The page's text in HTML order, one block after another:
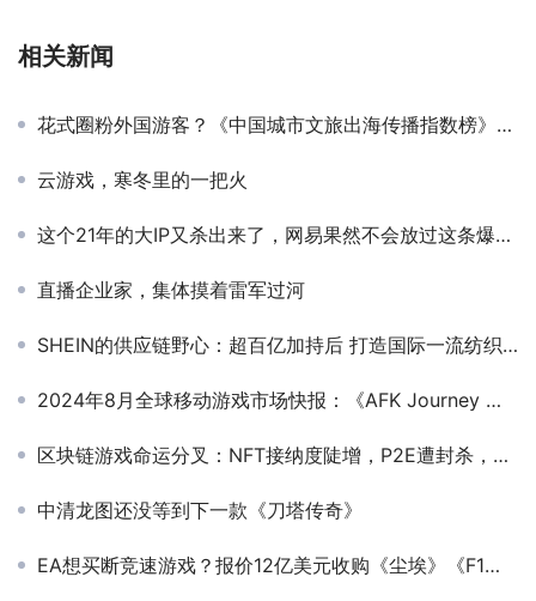
相关新闻
花式圈粉外国游客？《中国城市文旅出海传播指数榜》Q3季度榜单出炉！
云游戏，寒冬里的一把火
这个21年的大IP又杀出来了，网易果然不会放过这条爆款频出的赛道
直播企业家，集体摸着雷军过河
SHEIN的供应链野心：超百亿加持后 打造国际一流纺织印染创新中心
2024年8月全球移动游戏市场快报：《AFK Journey 剑与远征：启程》回归亚洲：月收入暴增十倍
区块链游戏命运分叉：NFT接纳度陡增，P2E遭封杀，W2E是未来？
中清龙图还没等到下一款《刀塔传奇》
EA想买断竞速游戏？报价12亿美元收购《尘埃》《F1》开发商Codemasters